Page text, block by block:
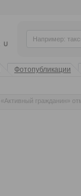
Фотопубликации
«Активный гражданин»